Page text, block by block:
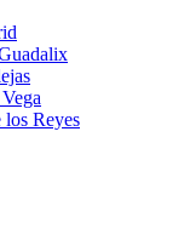
los Reyes